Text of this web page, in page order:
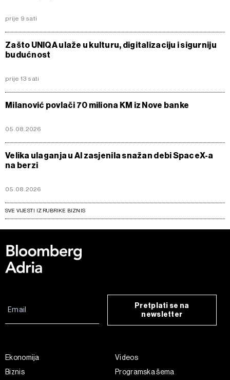
prije 9 sati
Zašto UNIQA ulaže u kulturu, digitalizaciju i sigurniju
budućnost
prije 13 sati
Milanović povlači 70 miliona KM iz Nove banke
05.08.2026
Velika ulaganja u AI zasjenila snažan debi SpaceX-a
na berzi
05.08.2026
SVE VIJESTI IZ RUBRIKE BIZNIS
Pretplati se na
newsletter
Ekonomija
Biznis
Videos
Programska šema